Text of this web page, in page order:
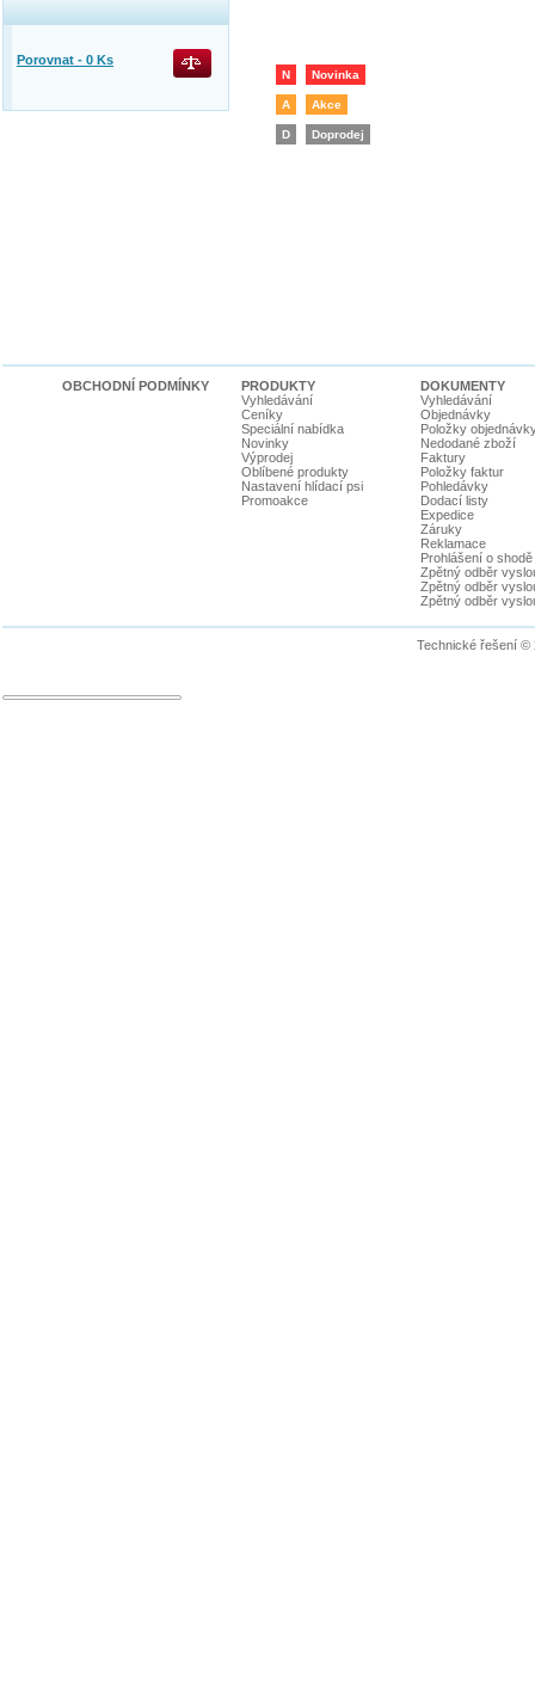
N Novinka
A Akce
D Doprodej
Porovnat - 0 Ks
OBCHODNÍ PODMÍNKY
PRODUKTY
Vyhledávání
Ceníky
Speciální nabídka
Novinky
Výprodej
Oblíbené produkty
Nastavení hlídací psi
Promoakce
DOKUMENTY
Vyhledávání
Objednávky
Položky
Nedodané zboží
Faktury
Položky faktur
Pohledávky
Dodací listy
Expedice
Záruky
Reklamace
Prohlášení o shodě
Zpětný odběr
Zpětný odběr
Zpětný odběr
Technické řešení ©